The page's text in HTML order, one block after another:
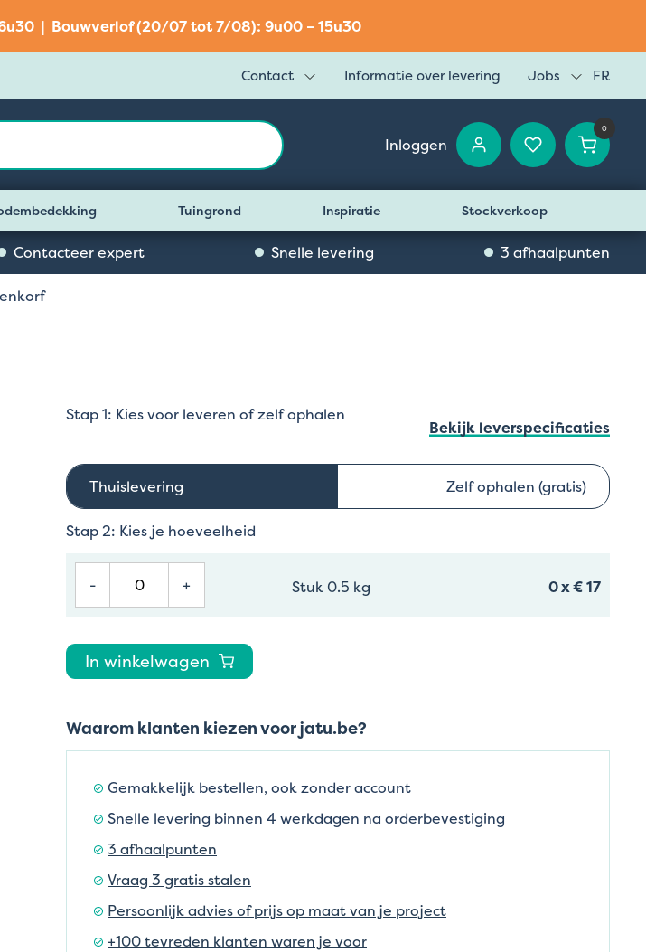
| Bouwverlof (20/07 tot 7/08): 9u00 – 15u30
Contact Informatie over levering Jobs FR
Inloggen
0
Tuingrond Inspiratie Stockverkoop
Contacteer expert Snelle levering 3 afhaalpunten
Stap 1: Kies voor leveren of zelf ophalen
Bekijk leverspecificaties
Thuislevering Zelf ophalen (gratis)
Stap 2: Kies je hoeveelheid
- + Stuk 0.5 kg 0x€ 17
In winkelwagen
Waarom klanten kiezen voor jatu.be?
Gemakkelijk bestellen, ook zonder account
Snelle levering binnen 4 werkdagen na orderbevestiging
3 afhaalpunten
Vraag 3 gratis stalen
Persoonlijk advies of prijs op maat van je project
+100 tevreden klanten waren je voor